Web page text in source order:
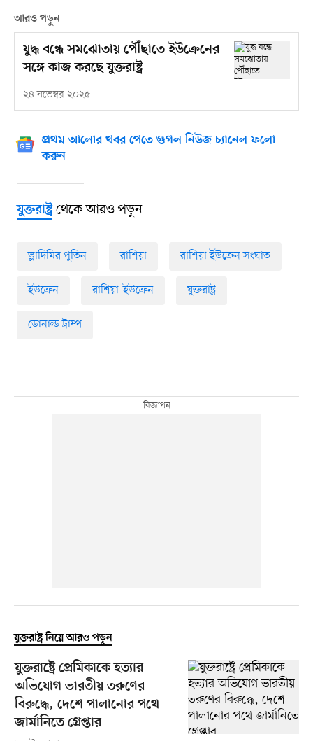
আরও পড়ুন
যুদ্ধ বন্ধে সমঝোতায় পৌঁছাতে ইউক্রেনের
সঙ্গে কাজ করছে যুক্তরাষ্ট্র
২৪ নভেম্বর ২০২৫
প্রথম আলোর খবর পেতে গুগল নিউজ চ্যানেল ফলো
করুন
যুক্তরাষ্ট্রথেকে আরও পড়ুন
ভ্লাদিমির পুতিন রাশিয়া রাশিয়া ইউক্রেন সংঘাত
ইউক্রেন রাশিয়া-ইউক্রেন যুক্তরাষ্ট্র
ডোনাল্ড ট্রাম্প
যুক্তরাষ্ট্র নিয়ে আরও পড়ুন
যুক্তরাষ্ট্রে প্রেমিকাকে হত্যার
অভিযোগ ভারতীয় তরুণের
বিরুদ্ধে, দেশে পালানোর পথে
জার্মানিতে গ্রেপ্তার